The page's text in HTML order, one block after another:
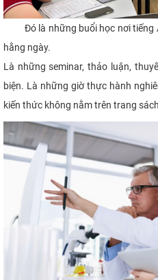
Đó là những buổi học nơi tiếng
hằng ngày.
Là những seminar, thảo luận,
biện. Là những giờ thực hành
kiến thức không nằm trên trang